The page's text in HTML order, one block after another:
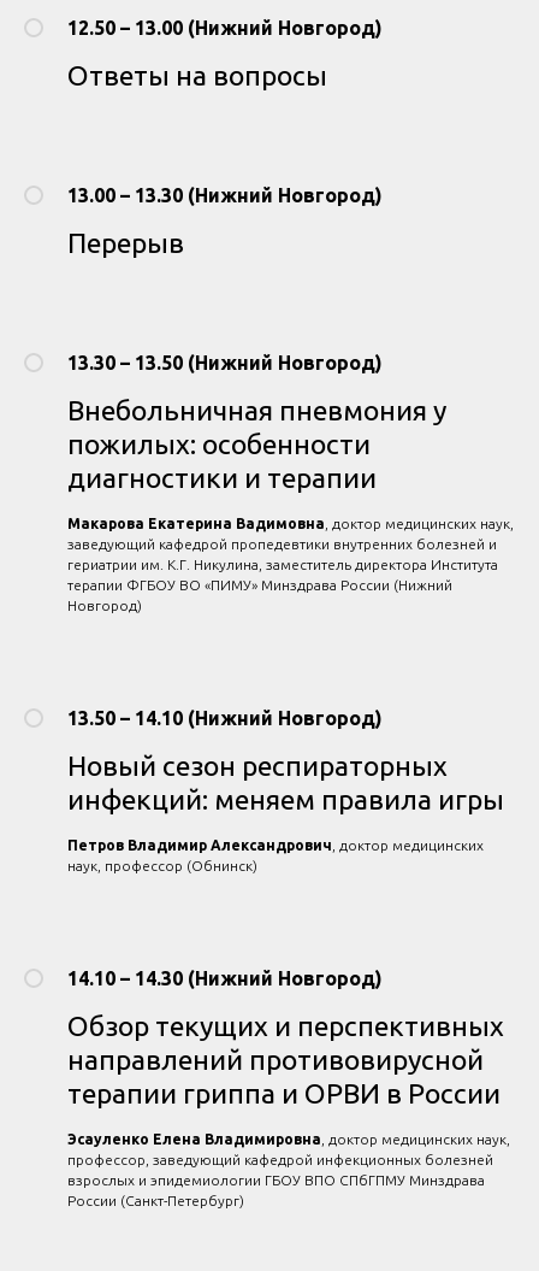
12.50 – 13.00 (Нижний Новгород)
Ответы на вопросы
13.00 – 13.30 (Нижний Новгород)
Перерыв
13.30 – 13.50 (Нижний Новгород)
Внебольничная пневмония у
пожилых: особенности
диагностики и терапии
Макарова Екатерина Вадимовна , доктор медицинских наук,
заведующий кафедрой пропедевтики внутренних болезней и
гериатрии им. К.Г. Никулина, заместитель директора Института
терапии ФГБОУ ВО «ПИМУ» Минздрава России (Нижний
Новгород)
13.50 – 14.10 (Нижний Новгород)
Новый сезон респираторных
инфекций: меняем правила игры
Петров Владимир Александрович , доктор медицинских
наук, профессор (Обнинск)
14.10 – 14.30 (Нижний Новгород)
Обзор текущих и перспективных
направлений противовирусной
терапии гриппа и ОРВИ в России
Эсауленко Елена Владимировна , доктор медицинских наук,
профессор, заведующий кафедрой инфекционных болезней
взрослых и эпидемиологии ГБОУ ВПО СПбГПМУ Минздрава
России (Санкт-Петербург)